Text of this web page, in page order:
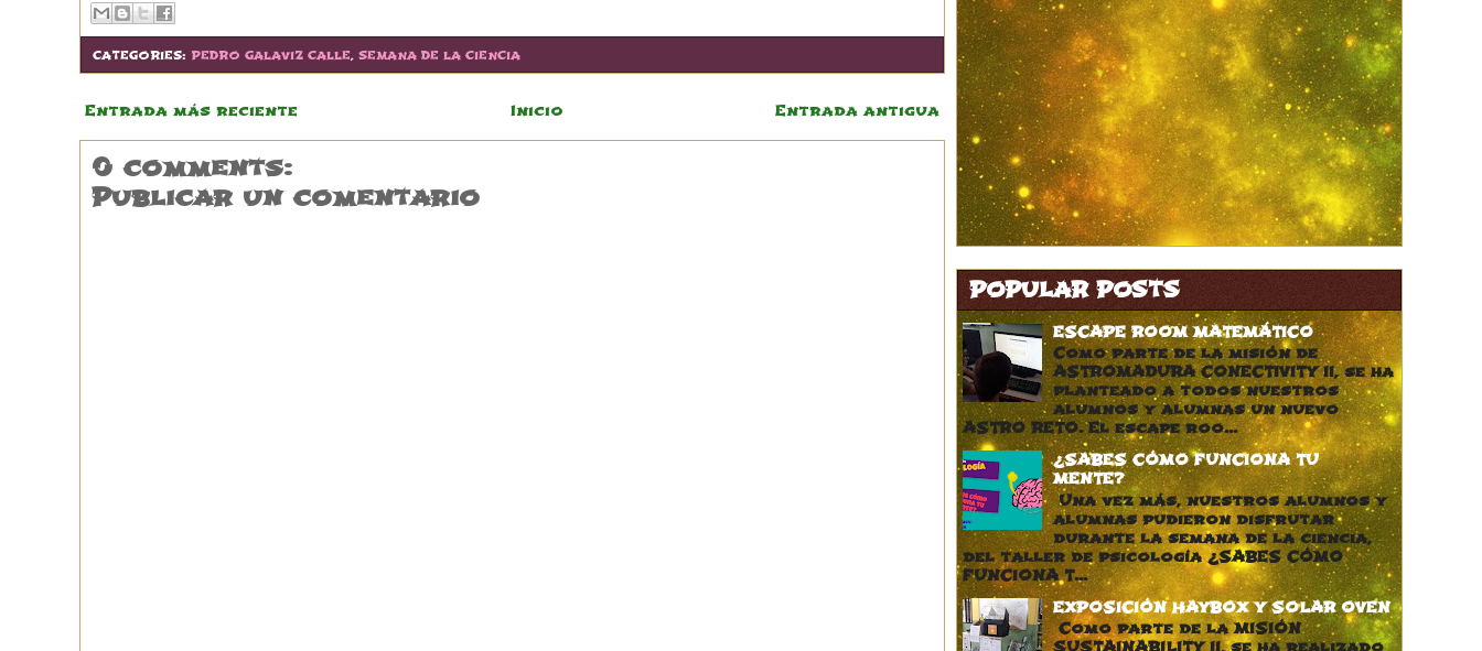
CATEGORIES: PEDRO GALAVIZ CALLE, SEMANA DE LA CIENCIA
Entrada más reciente Entrada antigua
Inicio
0 comments:
Publicar un comentario
POPULAR POSTS
ESCAPE ROOM MATEMÁTICO
Como parte de la misión de
ASTROMADURA CONECTIVITY II, se ha
planteado a todos nuestros
alumnos y alumnas un nuevo
ASTRO RETO. El escape roo...
¿SABES CÓMO FUNCIONA TU
MENTE?
Una vez más, nuestros alumnos y
alumnas pudieron disfrutar
durante la semana de la ciencia,
del taller de psicología ¿SABES CÓMO
FUNCIONA T...
EXPOSICIÓN HAYBOX Y SOLAR OVEN
Como parte de la MISIÓN